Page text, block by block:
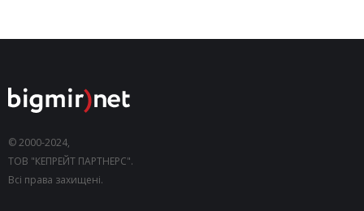
© 2000-2024,
ТОВ "КЕПРЕЙТ ПАРТНЕРС".
Всі права захищені.